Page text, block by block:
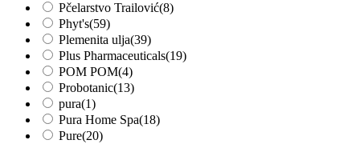
Pčelarstvo Trailović(8)
Phyt's(59)
Plemenita ulja(39)
Plus Pharmaceuticals(19)
POM POM(4)
Probotanic(13)
pura(1)
Pura Home Spa(18)
Pure(20)